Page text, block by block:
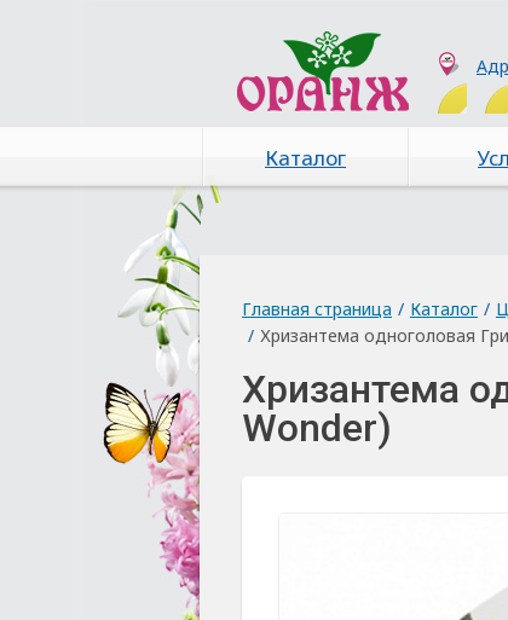
Каталог
Главная страница / Каталог /
/ Хризантема одноголовая
Хризантема
Wonder)